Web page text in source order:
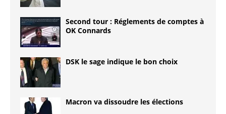
Second tour : Réglements de comptes à
OK Connards
DSK le sage indique le bon choix
Macron va dissoudre les élections